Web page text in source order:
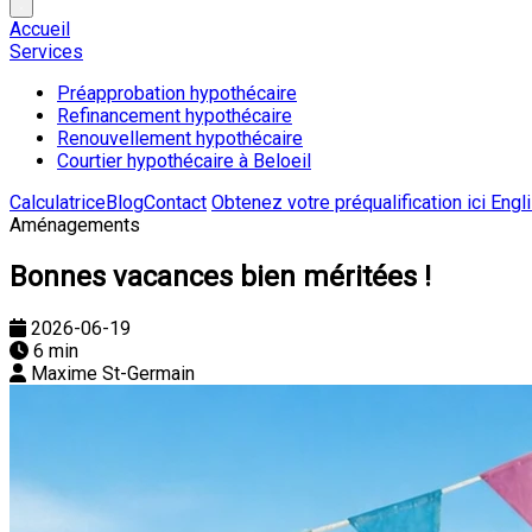
Accueil
Services
Préapprobation hypothécaire
Refinancement hypothécaire
Renouvellement hypothécaire
Courtier hypothécaire à Beloeil
CalculatriceBlogContact Obtenez votre préqualification ici
Aménagements
Bonnes vacances bien méritées !
2026-06-19
6 min
Maxime St-Germain